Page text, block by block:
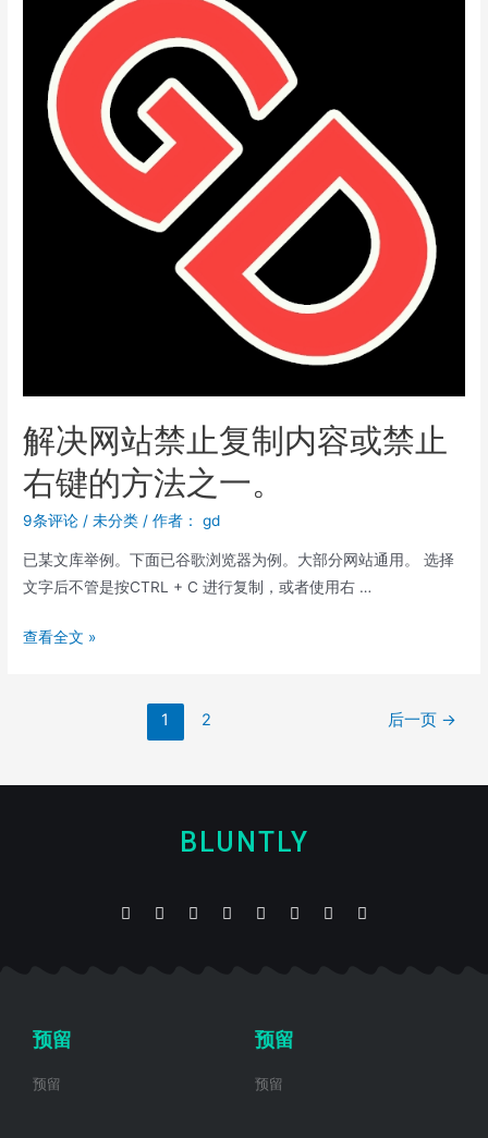
解决网站禁止复制内容或禁止
右键的方法之一。
9条评论 /未分类 / 作者： gd
已某文库举例。下面已谷歌浏览器为例。大部分网站通用。 选择
文字后不管是按CTRL + C 进行复制，或者使用右 …
查看全文 »
1 2 后一页 →
BLUNTLY
预留
预留
预留
预留